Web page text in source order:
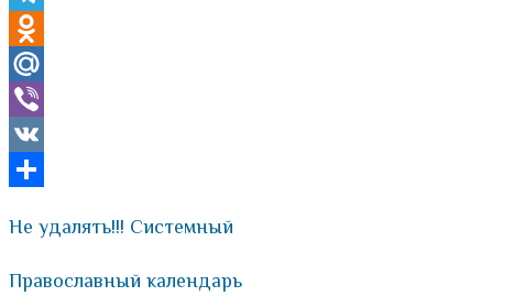
Telegram
Odnoklassniki
Mail.Ru
Viber
VK
Не удалять!!! Системный
Православный календарь